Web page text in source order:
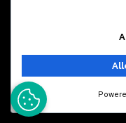
universitas, dan
Kontakt